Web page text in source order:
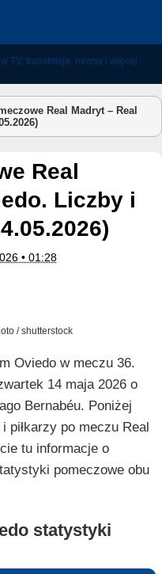
Real Madryt – Real
Liczby i
• 01:28
/ shutterstock
Oviedo w meczu 36.
14 maja 2026 o
Bernabéu. Poniżej
po meczu Real
tu informacje o
pomeczowe obu
statystyki